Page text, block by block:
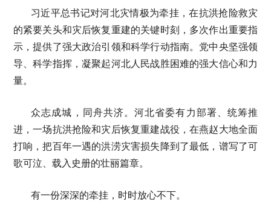
习近平总书记对河北灾情极为牵挂，在抗洪抢险救灾
的紧要关头和灾后恢复重建的关键时刻，多次作出重要指
示，提供了强大政治引领和科学行动指南。党中央坚强领
导、科学指挥，凝聚起河北人民战胜困难的强大信心和力
量。
众志成城，同舟共济。河北省委有力部署、统筹推
进，一场抗洪抢险和灾后恢复重建战役，在燕赵大地全面
打响，把百年一遇的洪涝灾害损失降到了最低，谱写了可
歌可泣、载入史册的壮丽篇章。
有一份深深的牵挂，时时放心不下。